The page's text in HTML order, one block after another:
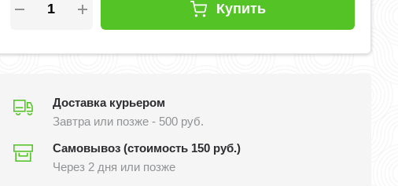
Купить
Доставка курьером
Завтра или позже - 500 руб.
Самовывоз (стоимость 150 руб.)
Через 2 дня или позже